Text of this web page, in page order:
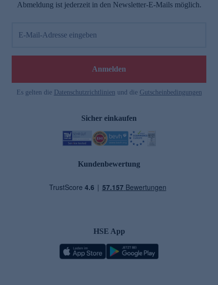
Abmeldung ist jederzeit in den Newsletter-E-Mails möglich.
E-Mail-Adresse eingeben
Anmelden
Es gelten die Datenschutzrichtlinien und die Gutscheinbedingungen
Sicher einkaufen
Kundenbewertung
HSE App